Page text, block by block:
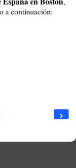
a continuación:
›